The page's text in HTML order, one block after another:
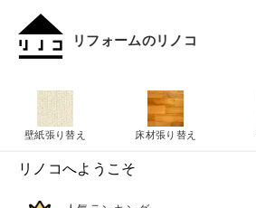
リフォームのリノコ
壁紙張り替え 床材張り替え
リノコへようこそ